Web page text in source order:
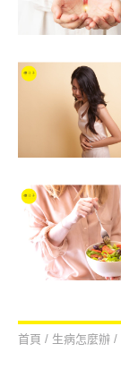
首頁 / 生病怎麼辦 /